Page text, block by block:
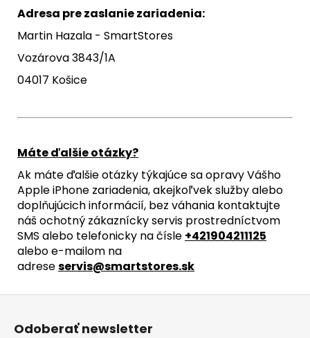
Adresa pre zaslanie zariadenia:
Martin Hazala - SmartStores
Vozárova 3843/1A
04017 Košice
Máte ďalšie otázky?
Ak máte ďalšie otázky týkajúce sa opravy Vášho
Apple iPhone zariadenia, akejkoľvek služby alebo
doplňujúcich informácií, bez váhania kontaktujte
náš ochotný zákaznícky servis prostredníctvom
SMS alebo telefonicky na čísle +421904211125
alebo e-mailom na
adreseservis@smartstores.sk
Z
Odoberať newsletter